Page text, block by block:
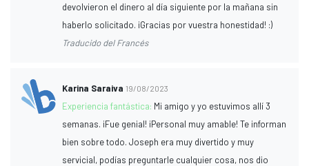
devolvieron el dinero al día siguiente por la mañana sin
haberlo solicitado. ¡Gracias por vuestra honestidad! :)
Traducido del Francés
Karina Saraiva 19/08/2023
Experiencia fantástica: Mi amigo y yo estuvimos allí 3
semanas. ¡Fue genial! ¡Personal muy amable! Te informan
bien sobre todo. Joseph era muy divertido y muy
servicial, podías preguntarle cualquier cosa, nos dio